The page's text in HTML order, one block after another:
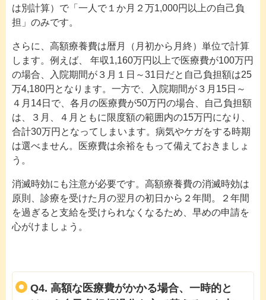
は別計算）で「一人で１か月２万1,000円以上の自己負
担」のみです。
さらに、高額療養費は暦月（月初から月終）単位で計算
します。例えば、 年収1,160万円以上で医療費が100万円
の場合、入院期間が３月１日～31日だと自己負担額は25
万4,180円となります。一方で、入院期間が３月15日～
４月14日で、各月の医療費が50万円の場合、自己負担額
は、３月、４月ともに限度額の範囲内の15万円になり、
合計30万円となってしまいます。病気やケガをする時期
は選べません。医療費は余裕をもって備えておきましょ
う。
消滅時効にも注意が必要です。高額療養費の消滅時効は
原則、診療を受けた月の翌月の初日から２年間。２年間
を過ぎると支給を受けられなくなるため、早めの申請を
心がけましょう。
Q4. 高額な医療費がかかる場合、一時的と